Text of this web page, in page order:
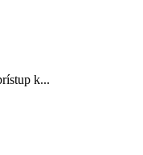
k...